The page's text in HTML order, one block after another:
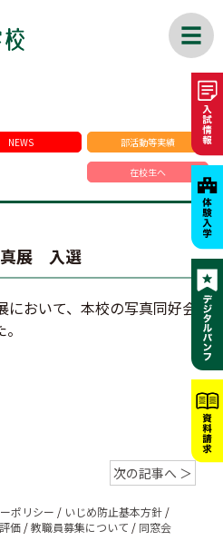
NEWS 部活動等実績
在校生へ
真展 入選
おいて、本校の写真同好会
次の記事へ ＞
ポリシー / いじめ防止基本方針 /
価/教職員募集について / 同窓会